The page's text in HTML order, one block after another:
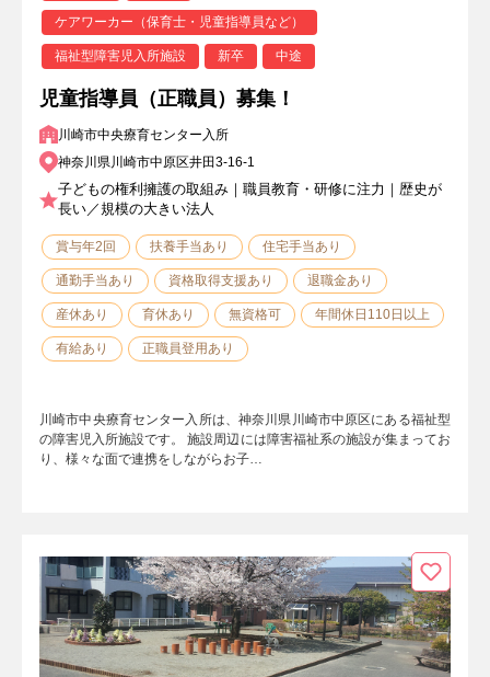
ケアワーカー（保育士・児童指導員など）
福祉型障害児入所施設 新卒 中途
児童指導員（正職員）募集！
川崎市中央療育センター入所
神奈川県川崎市中原区井田3-16-1
子どもの権利擁護の取組み｜職員教育・研修に注力｜歴史が
長い／規模の大きい法人
賞与年2回 扶養手当あり 住宅手当あり
通勤手当あり 資格取得支援あり 退職金あり
産休あり 育休あり 無資格可 年間休日110日以上
有給あり 正職員登用あり
川崎市中央療育センター入所は、神奈川県川崎市中原区にある福祉型
の障害児入所施設です。 施設周辺には障害福祉系の施設が集まってお
り、様々な面で連携をしながらお子…